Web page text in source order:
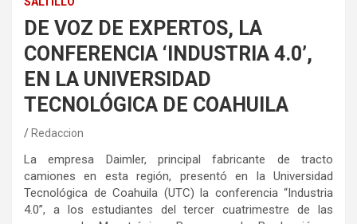
DE VOZ DE EXPERTOS, LA
CONFERENCIA ‘INDUSTRIA 4.0’,
EN LA UNIVERSIDAD
TECNOLÓGICA DE COAHUILA
Redaccion
La empresa Daimler, principal fabricante de tracto
camiones en esta región, presentó en la Universidad
Tecnológica de Coahuila (UTC) la conferencia “Industria
4.0”, a los estudiantes del tercer cuatrimestre de las